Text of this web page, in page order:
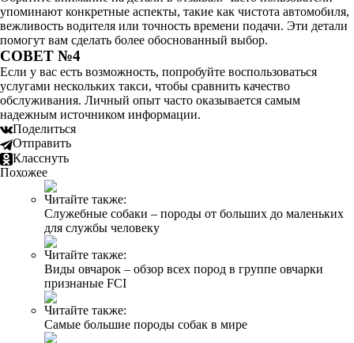
упоминают конкретные аспекты, такие как чистота автомобиля,
вежливость водителя или точность времени подачи. Эти детали
помогут вам сделать более обоснованный выбор.
СОВЕТ №4
Если у вас есть возможность, попробуйте воспользоваться
услугами нескольких такси, чтобы сравнить качество
обслуживания. Личный опыт часто оказывается самым
надежным источником информации.
Поделиться
Отправить
Класснуть
Похожее
Читайте также:
Служебные собаки – породы от больших до маленьких
для службы человеку
Читайте также:
Виды овчарок – обзор всех пород в группе овчарки
признаные FCI
Читайте также:
Самые большие породы собак в мире